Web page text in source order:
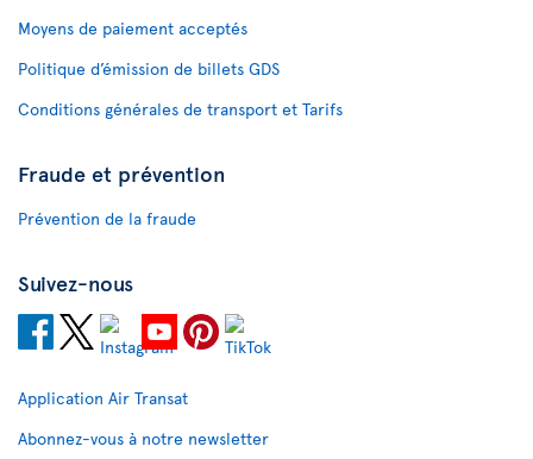
Moyens de paiement acceptés
Politique d’émission de billets GDS
Conditions générales de transport et Tarifs
Fraude et prévention
Prévention de la fraude
Suivez-nous
Application Air Transat
Abonnez-vous à notre newsletter